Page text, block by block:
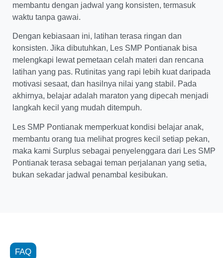
membantu dengan jadwal yang konsisten, termasuk
waktu tanpa gawai.
Dengan kebiasaan ini, latihan terasa ringan dan
konsisten. Jika dibutuhkan, Les SMP Pontianak bisa
melengkapi lewat pemetaan celah materi dan rencana
latihan yang pas. Rutinitas yang rapi lebih kuat daripada
motivasi sesaat, dan hasilnya nilai yang stabil. Pada
akhirnya, belajar adalah maraton yang dipecah menjadi
langkah kecil yang mudah ditempuh.
Les SMP Pontianak memperkuat kondisi belajar anak,
membantu orang tua melihat progres kecil setiap pekan,
maka kami Surplus sebagai penyelenggara dari Les SMP
Pontianak terasa sebagai teman perjalanan yang setia,
bukan sekadar jadwal penambal kesibukan.
FAQ